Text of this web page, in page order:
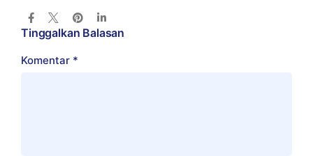
Tinggalkan Balasan
Komentar *